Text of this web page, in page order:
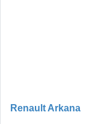
Renault Arkana